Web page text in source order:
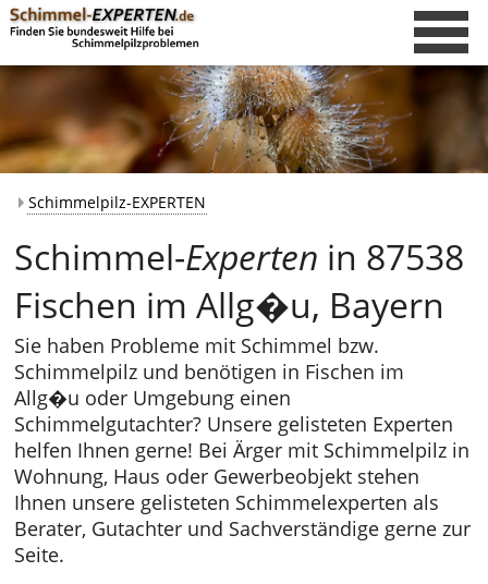
Schimmelpilz-EXPERTEN
Schimmel-Experten in 87538
Fischen im Allg�u, Bayern
Sie haben Probleme mit Schimmel bzw.
Schimmelpilz und benötigen in Fischen im
Allg�u oder Umgebung einen
Schimmelgutachter? Unsere gelisteten Experten
helfen Ihnen gerne! Bei Ärger mit Schimmelpilz in
Wohnung, Haus oder Gewerbeobjekt stehen
Ihnen unsere gelisteten Schimmelexperten als
Berater, Gutachter und Sachverständige gerne zur
Seite.